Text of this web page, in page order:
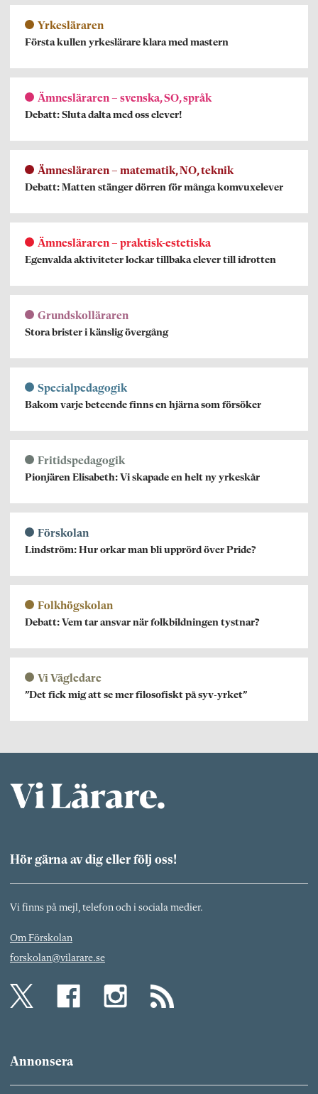
Yrkesläraren
Första kullen yrkeslärare klara med mastern
Ämnesläraren – svenska, SO, språk
Debatt: Sluta dalta med oss elever!
Ämnesläraren – matematik, NO, teknik
Debatt: Matten stänger dörren för många komvuxelever
Ämnesläraren – praktisk-estetiska
Egenvalda aktiviteter lockar tillbaka elever till idrotten
Grundskolläraren
Stora brister i känslig övergång
Specialpedagogik
Bakom varje beteende finns en hjärna som försöker
Fritidspedagogik
Pionjären Elisabeth: Vi skapade en helt ny yrkeskår
Förskolan
Lindström: Hur orkar man bli upprörd över Pride?
Folkhögskolan
Debatt: Vem tar ansvar när folkbildningen tystnar?
Vi Vägledare
”Det fick mig att se mer filosofiskt på syv-yrket”
Hör gärna av dig eller följ oss!
Vi finns på mejl, telefon och i sociala medier.
Om Förskolan
forskolan@vilarare.se
Annonsera